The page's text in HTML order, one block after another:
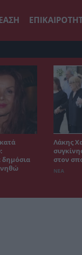
δημόσια
Λάκης
στον
ΝΕΑ